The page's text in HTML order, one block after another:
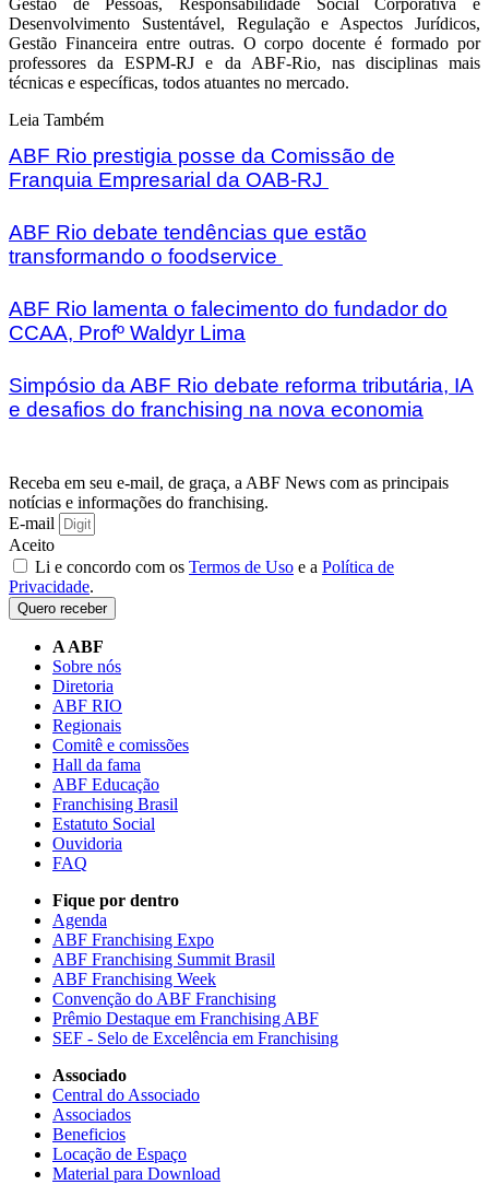
Gestão de Pessoas, Responsabilidade Social Corporativa e
Desenvolvimento Sustentável, Regulação e Aspectos Jurídicos,
Gestão Financeira entre outras. O corpo docente é formado por
professores da ESPM-RJ e da ABF-Rio, nas disciplinas mais
técnicas e específicas, todos atuantes no mercado.
Leia Também
ABF Rio prestigia posse da Comissão de
Franquia Empresarial da OAB-RJ
ABF Rio debate tendências que estão
transformando o foodservice
ABF Rio lamenta o falecimento do fundador do
CCAA, Profº Waldyr Lima
Simpósio da ABF Rio debate reforma tributária, IA
e desafios do franchising na nova economia
Receba em seu e-mail, de graça, a ABF News com as principais
notícias e informações do franchising.
E-mail
Aceito
Li e concordo com os Termos de Uso e a Política de
Privacidade.
Quero receber
A ABF
Sobre nós
Diretoria
ABF RIO
Regionais
Comitê e comissões
Hall da fama
ABF Educação
Franchising Brasil
Estatuto Social
Ouvidoria
FAQ
Fique por dentro
Agenda
ABF Franchising Expo
ABF Franchising Summit Brasil
ABF Franchising Week
Convenção do ABF Franchising
Prêmio Destaque em Franchising ABF
SEF - Selo de Excelência em Franchising
Associado
Central do Associado
Associados
Beneficios
Locação de Espaço
Material para Download